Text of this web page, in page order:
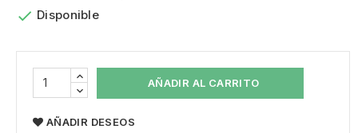
 Disponible
AÑADIR AL CARRITO
AÑADIR DESEOS